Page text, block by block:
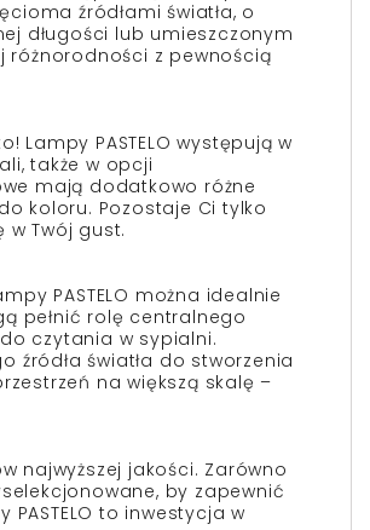
źródłami światła, o
długości lub umieszczonym
różnorodności z pewnością
Lampy PASTELO występują w
także w opcji
mają dodatkowo różne
koloru. Pozostaje Ci tylko
Twój gust.
PASTELO można idealnie
pełnić rolę centralnego
czytania w sypialni.
źródła światła do stworzenia
na większą skalę –
najwyższej jakości. Zarówno
by zapewnić
to inwestycja w